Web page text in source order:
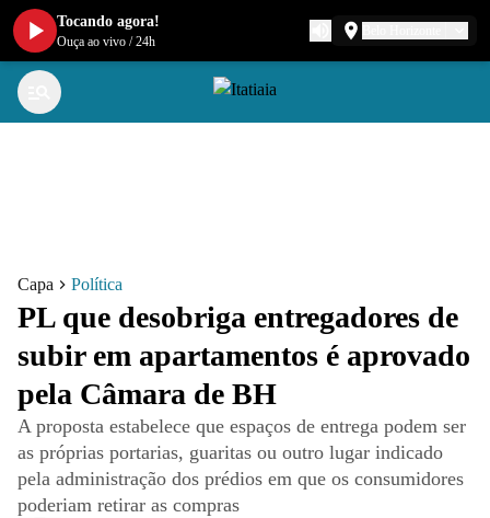
Capa Política
PL que desobriga entregadores de
subir em apartamentos é aprovado
pela Câmara de BH
A proposta estabelece que espaços de entrega podem ser
as próprias portarias, guaritas ou outro lugar indicado
pela administração dos prédios em que os consumidores
poderiam retirar as compras
Tocando agora!
Ouça ao vivo /24h